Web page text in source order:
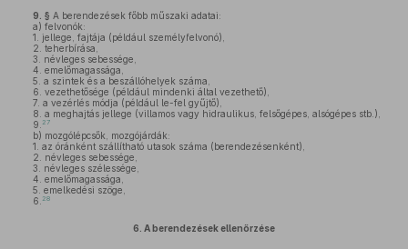
9. § A berendezések főbb műszaki adatai:
a) felvonók:
1. jellege, fajtája (például személyfelvonó),
2. teherbírása,
3. névleges sebessége,
4. emelőmagassága,
5. a szintek és a beszállóhelyek száma,
6. vezethetősége (például mindenki által vezethető),
7. a vezérlés módja (például le-fel gyűjtő),
8. a meghajtás jellege (villamos vagy hidraulikus, felsőgépes, alsógépes stb.),
9. 27
b) mozgólépcsők, mozgójárdák:
1. az óránként szállítható utasok száma (berendezésenként),
2. névleges sebessége,
3. névleges szélessége,
4. emelőmagassága,
5. emelkedési szöge,
6. 28
6. A berendezések ellenőrzése